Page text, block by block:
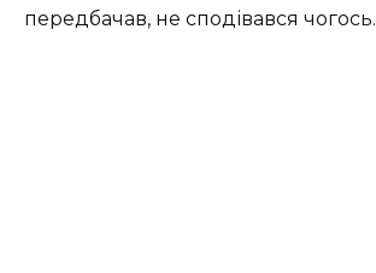
передбачав, не сподівався чогось.